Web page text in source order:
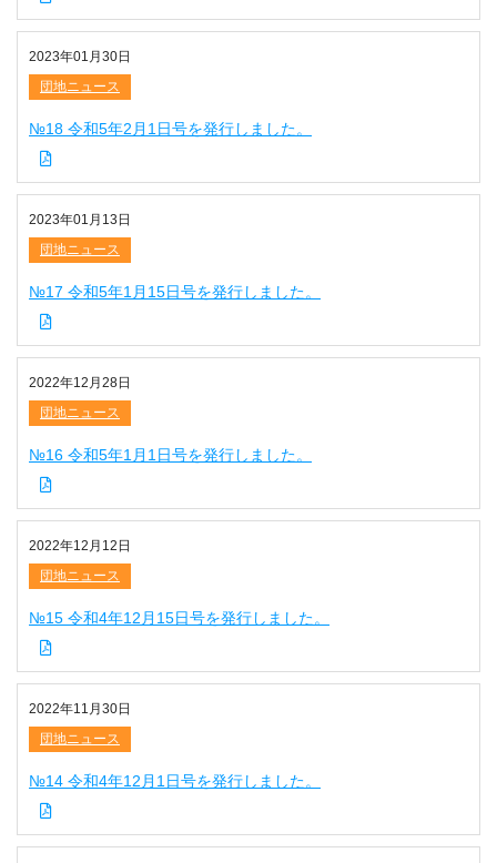
2023年01月30日
団地ニュース
№18 令和5年2月1日号を発行しました。
2023年01月13日
団地ニュース
№17 令和5年1月15日号を発行しました。
2022年12月28日
団地ニュース
№16 令和5年1月1日号を発行しました。
2022年12月12日
団地ニュース
№15 令和4年12月15日号を発行しました。
2022年11月30日
団地ニュース
№14 令和4年12月1日号を発行しました。